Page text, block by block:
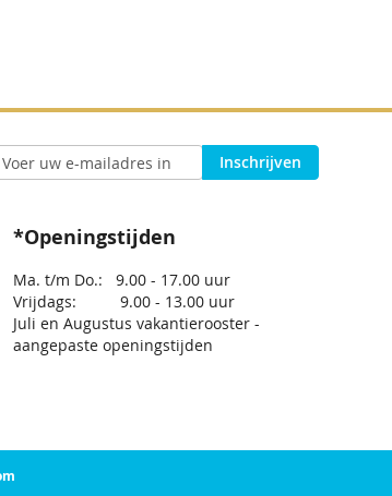
Inschrijven
*Openingstijden
Ma. t/m Do.: 9.00 - 17.00 uur
Vrijdags: 9.00 - 13.00 uur
Juli en Augustus vakantierooster -
aangepaste openingstijden